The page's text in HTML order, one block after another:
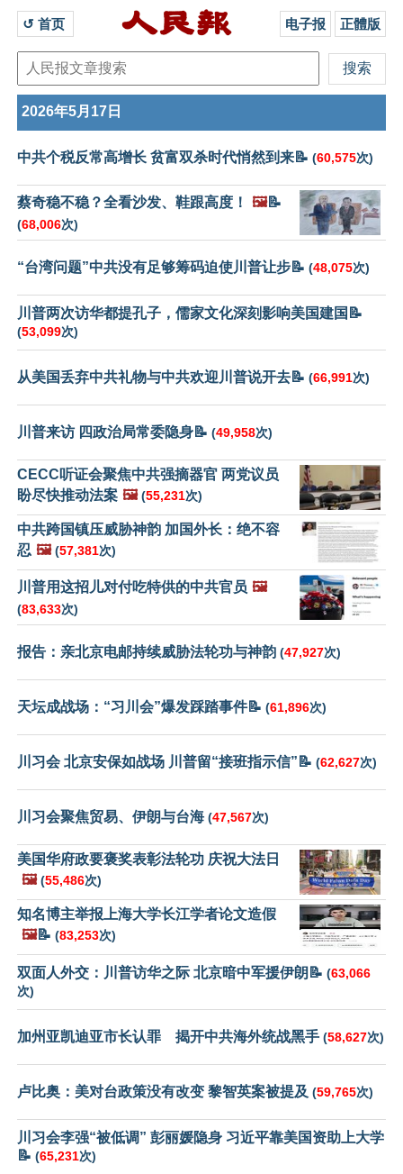
↺ 首页 电子报 正體版
2026年5月17日
中共个税反常高增长 贫富双杀时代悄然到来📝 (60,575次)
蔡奇稳不稳？全看沙发、鞋跟高度！ 🖼️📝
(68,006次)
“台湾问题”中共没有足够筹码迫使川普让步📝 (48,075次)
川普两次访华都提孔子，儒家文化深刻影响美国建国📝
(53,099次)
从美国丢弃中共礼物与中共欢迎川普说开去📝 (66,991次)
川普来访 四政治局常委隐身📝 (49,958次)
CECC听证会聚焦中共强摘器官 两党议员
盼尽快推动法案 🖼️ (55,231次)
中共跨国镇压威胁神韵 加国外长：绝不容
忍 🖼️ (57,381次)
川普用这招儿对付吃特供的中共官员 🖼️
(83,633次)
报告：亲北京电邮持续威胁法轮功与神韵 (47,927次)
天坛成战场：“习川会”爆发踩踏事件📝 (61,896次)
川习会 北京安保如战场 川普留“接班指示信”📝 (62,627次)
川习会聚焦贸易、伊朗与台海 (47,567次)
美国华府政要褒奖表彰法轮功 庆祝大法日
🖼️ (55,486次)
知名博主举报上海大学长江学者论文造假
🖼️📝 (83,253次)
双面人外交：川普访华之际 北京暗中军援伊朗📝 (63,066
次)
加州亚凯迪亚市长认罪 揭开中共海外统战黑手 (58,627次)
卢比奥：美对台政策没有改变 黎智英案被提及 (59,765次)
川习会李强“被低调” 彭丽媛隐身 习近平靠美国资助上大学
📝 (65,231次)